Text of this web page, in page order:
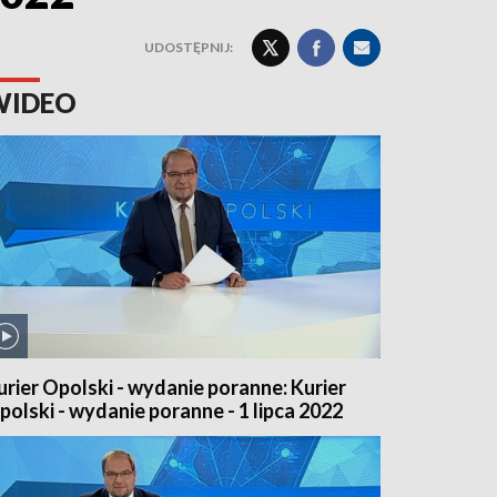
UDOSTĘPNIJ:
Opolski - wydanie poranne: Kurier
- wydanie poranne - 1 lipca 2022